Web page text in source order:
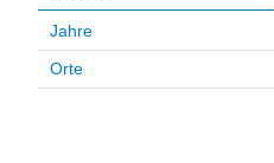
Jahre
Orte